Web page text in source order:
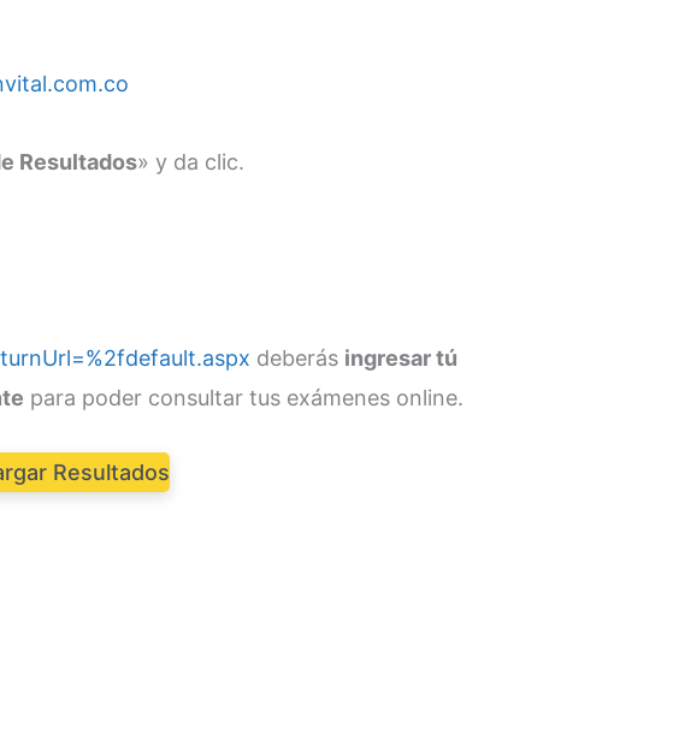
Resultados» y da clic.
deberás ingresar tú
para poder consultar tus exámenes online.
Resultados